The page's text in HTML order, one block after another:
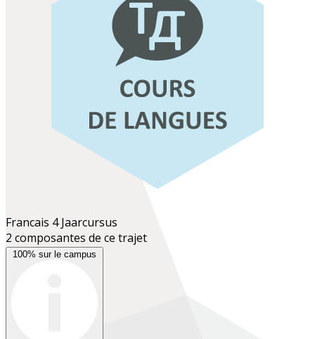
Francais 4 Jaarcursus
2 composantes de ce trajet
100% sur le campus